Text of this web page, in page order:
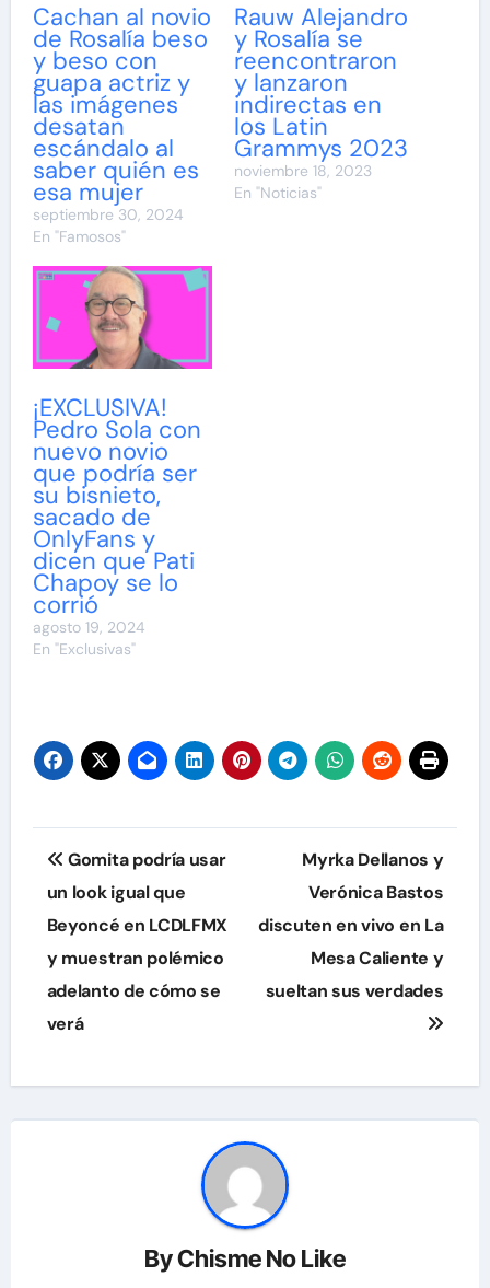
Cachan al novio
de Rosalía beso
y beso con
guapa actriz y
las imágenes
desatan
escándalo al
saber quién es
esa mujer
septiembre 30, 2024
En "Famosos"
Rauw Alejandro
y Rosalía se
reencontraron
y lanzaron
indirectas en
los Latin
Grammys 2023
noviembre 18, 2023
En "Noticias"
¡EXCLUSIVA!
Pedro Sola con
nuevo novio
que podría ser
su bisnieto,
sacado de
OnlyFans y
dicen que Pati
Chapoy se lo
corrió
agosto 19, 2024
En "Exclusivas"
Navegación
de
entradas
Gomita podría usar
un look igual que
Beyoncé en LCDLFMX
y muestran polémico
adelanto de cómo se
verá
Myrka Dellanos y
Verónica Bastos
discuten en vivo en La
Mesa Caliente y
sueltan sus verdades
ByChisme No Like